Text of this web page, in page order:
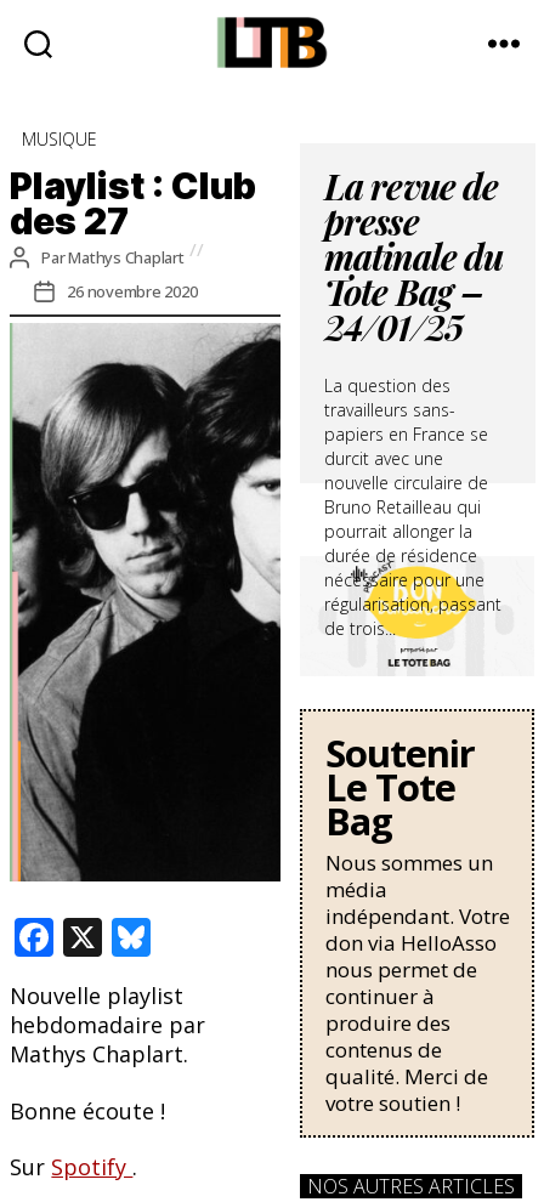
Média
d'information
quotidienne
Catégories
MUSIQUE
Playlist : Club
des 27
Auteur
de
l’article
ParMathys Chaplart
Date
de
26 novembre 2020
F
ac
e
b
o
k
X
u
e
sk
y
Nouvelle playlist
hebdomadaire par
Mathys Chaplart.
Bonne écoute !
Sur Spotify .
La revue de
presse
matinale du
Tote Bag –
24/01/25
La question des
travailleurs sans-
papiers en France se
durcit avec une
nouvelle circulaire de
Bruno Retailleau qui
pourrait allonger la
durée de résidence
nécessaire pour une
régularisation, passant
de trois...
Soutenir
Le Tote
Bag
Nous sommes un
média
indépendant. Votre
don via HelloAsso
nous permet de
continuer à
produire des
contenus de
qualité. Merci de
votre soutien !
NOS AUTRES ARTICLES